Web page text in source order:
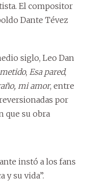
El compositor
Dante Tévez
siglo, Leo Dan
, Esa pared,
mi amor, entre
por
que su obra
instó a los fans
y su vida”.